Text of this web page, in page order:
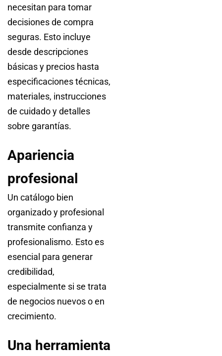
necesitan para tomar
decisiones de compra
seguras. Esto incluye
desde descripciones
básicas y precios hasta
especificaciones técnicas,
materiales, instrucciones
de cuidado y detalles
sobre garantías.
Apariencia
profesional
Un catálogo bien
organizado y profesional
transmite confianza y
profesionalismo. Esto es
esencial para generar
credibilidad,
especialmente si se trata
de negocios nuevos o en
crecimiento.
Una herramienta